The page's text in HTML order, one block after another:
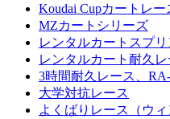
Koudai Cupカートレ
MZカートシリーズ
レンタルカートスプ
レンタルカート耐久
3時間耐久レース、
大学対抗レース
よくばりレース（ウィ